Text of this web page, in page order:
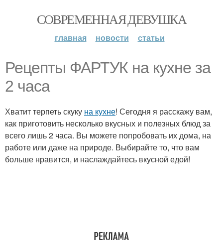
СОВРЕМЕННАЯ ДЕВУШКА
главная новости статьи
Рецепты ФАРТУК на кухне за
2 часа
Хватит терпеть скуку на кухне! Сегодня я расскажу вам,
как приготовить несколько вкусных и полезных блюд за
всего лишь 2 часа. Вы можете попробовать их дома, на
работе или даже на природе. Выбирайте то, что вам
больше нравится, и наслаждайтесь вкусной едой!